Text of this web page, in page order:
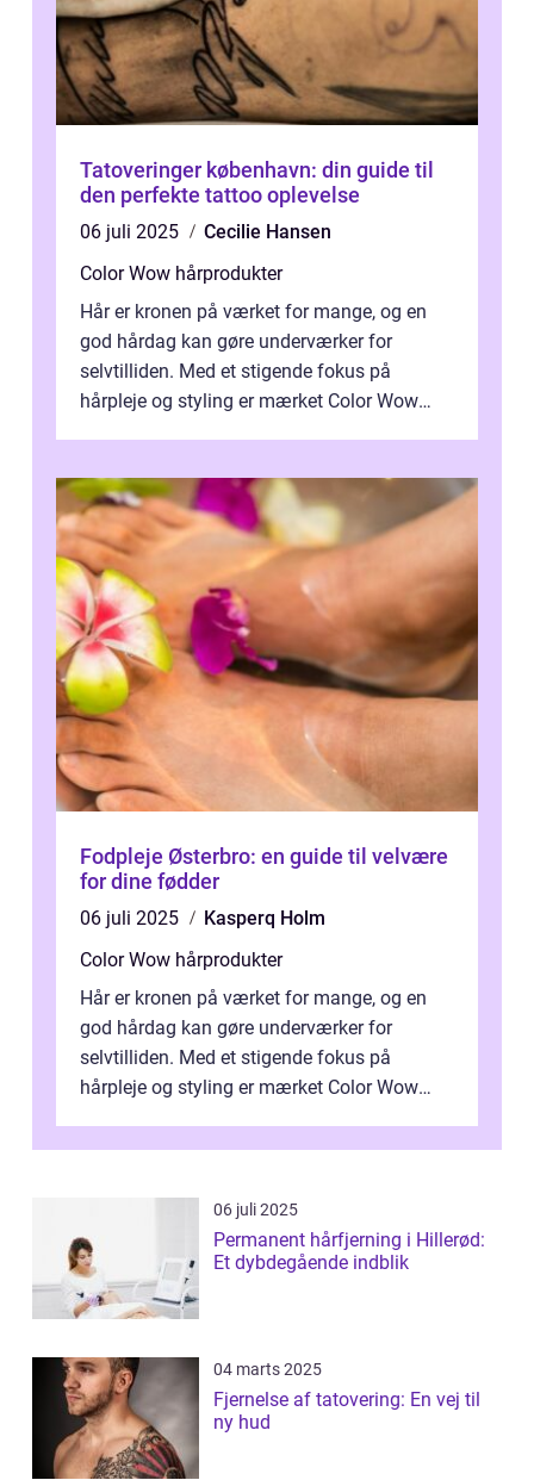
Tatoveringer københavn: din guide til
den perfekte tattoo oplevelse
06 juli 2025
Cecilie Hansen
Color Wow hårprodukter
Hår er kronen på værket for mange, og en
god hårdag kan gøre underværker for
selvtilliden. Med et stigende fokus på
hårpleje og styling er mærket Color Wow
Fodpleje Østerbro: en guide til velvære
for dine fødder
06 juli 2025
Kasperq Holm
Color Wow hårprodukter
Hår er kronen på værket for mange, og en
god hårdag kan gøre underværker for
selvtilliden. Med et stigende fokus på
hårpleje og styling er mærket Color Wow
innova...
06 juli 2025
Permanent hårfjerning i Hillerød:
Et dybdegående indblik
04 marts 2025
Fjernelse af tatovering: En vej til
ny hud